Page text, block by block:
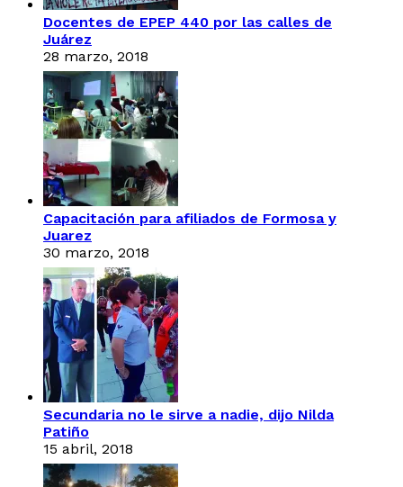
Docentes de EPEP 440 por las calles de
Juárez
28 marzo, 2018
Capacitación para afiliados de Formosa y
Juarez
30 marzo, 2018
Secundaria no le sirve a nadie, dijo Nilda
Patiño
15 abril, 2018